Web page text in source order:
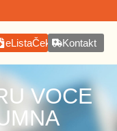
eListaČekanjaKontakt
VOCE